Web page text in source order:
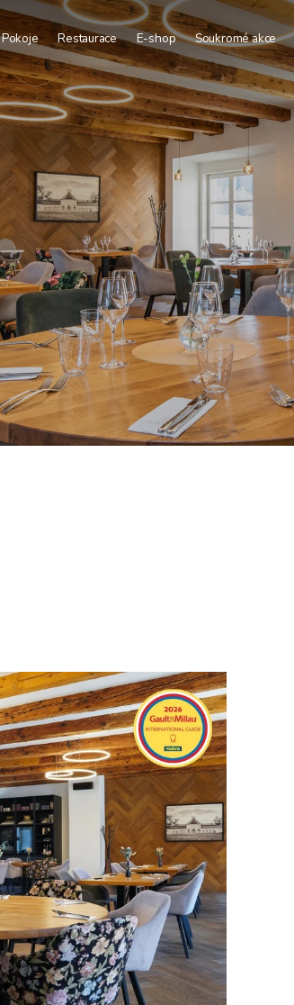
Pokoje
Deluxe
Superior
Comfort
Restaurace E-shop Soukromé akce